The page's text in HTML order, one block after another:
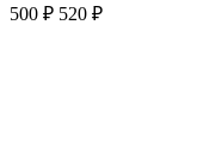
500 ₽ 520 ₽